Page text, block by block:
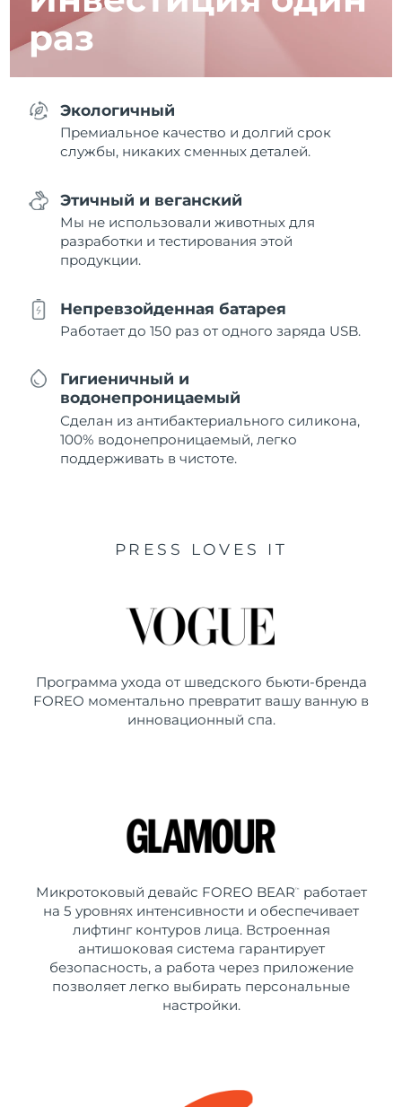
раз
Экологичный
Премиальное качество и долгий срок
службы, никаких сменных деталей.
Этичный и веганский
Мы не использовали животных для
разработки и тестирования этой
продукции.
Непревзойденная батарея
Работает до 150 раз от одного заряда USB.
Гигиеничный и
водонепроницаемый
Сделан из антибактериального силикона,
100% водонепроницаемый, легко
поддерживать в чистоте.
PRESS LOVES IT
Программа ухода от шведского бьюти-бренда
FOREO моментально превратит вашу ванную в
инновационный спа.
Микротоковый девайс FOREO BEAR ™
работает
на 5 уровнях интенсивности и обеспечивает
лифтинг контуров лица. Встроенная
антишоковая система гарантирует
безопасность, а работа через приложение
позволяет легко выбирать персональные
настройки.